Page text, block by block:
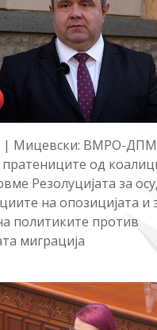
| Мицевски: ВМРО-
од
Резолуцијата за
на опозицијата и
политиките против
миграција